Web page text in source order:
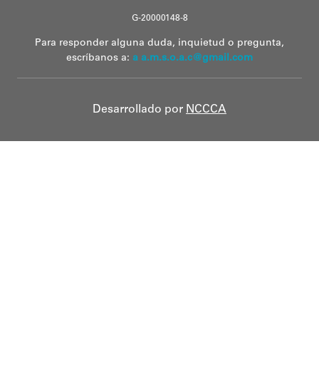
G-20000148-8
Para responder alguna duda, inquietud o pregunta,
escríbanos a: a a.m.s.o.a.c@gmail.com
Desarrollado por NCCCA